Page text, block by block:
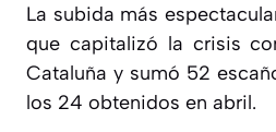
La subida más
que capitalizó la crisis
Cataluña y sumó 52
los 24 obtenidos en abril.